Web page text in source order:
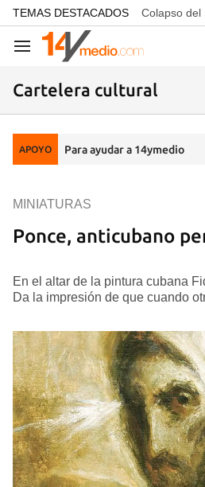
common.go-to-content
TEMAS DESTACADOS Colapso del
Navegación
Cartelera cultural
APOYO Para ayudar a 14ymedio
Ponce, anticubano
MINIATURAS
En el altar de la pintura cubana
Da la impresión de que cuando